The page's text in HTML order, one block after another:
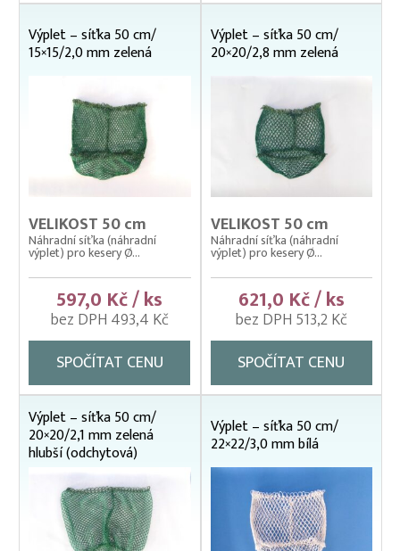
Výplet – síťka 50 cm/
15×15/2,0 mm zelená
VELIKOST 50 cm
Náhradní síťka (náhradní
výplet) pro kesery Ø...
597,0 Kč / ks
bez DPH 493,4 Kč
SPOČÍTAT CENU
Výplet – síťka 50 cm/
20×20/2,8 mm zelená
VELIKOST 50 cm
Náhradní síťka (náhradní
výplet) pro kesery Ø...
621,0 Kč / ks
bez DPH 513,2 Kč
SPOČÍTAT CENU
Výplet – síťka 50 cm/
20×20/2,1 mm zelená
hlubší (odchytová)
Výplet – síťka 50 cm/
22×22/3,0 mm bílá